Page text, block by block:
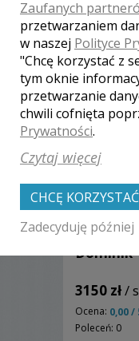
Wam
z tego dnia.
Dominik
3150 zł/
Ocena: 0,00 /
Poleceń: 0
Zaufanych
przetwarzaniem
w naszej Polityce
"Chcę korzystać z
tym oknie
przetwarzanie
chwili cofnięta
Prywatności.
Czytaj więcej
CHCĘ
Zadecyduję później